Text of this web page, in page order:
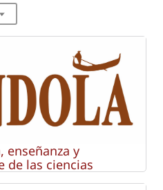
enseñanza y
de las ciencias